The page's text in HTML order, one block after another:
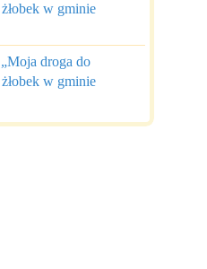
w gminie
droga do
w gminie